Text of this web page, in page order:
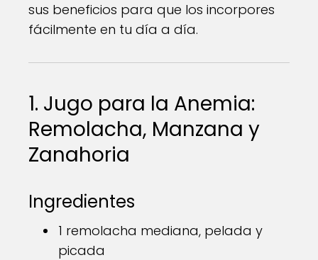
sus beneficios para que los incorpores
fácilmente en tu día a día.
1. Jugo para la Anemia:
Remolacha, Manzana y
Zanahoria
Ingredientes
1 remolacha mediana, pelada y
picada